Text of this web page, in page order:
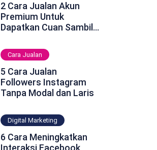
2 Cara Jualan Akun
Premium Untuk
Dapatkan Cuan Sambil
Cara Jualan
5 Cara Jualan
Followers Instagram
Tanpa Modal dan Laris
Digital Marketing
6 Cara Meningkatkan
Interaksi Facebook